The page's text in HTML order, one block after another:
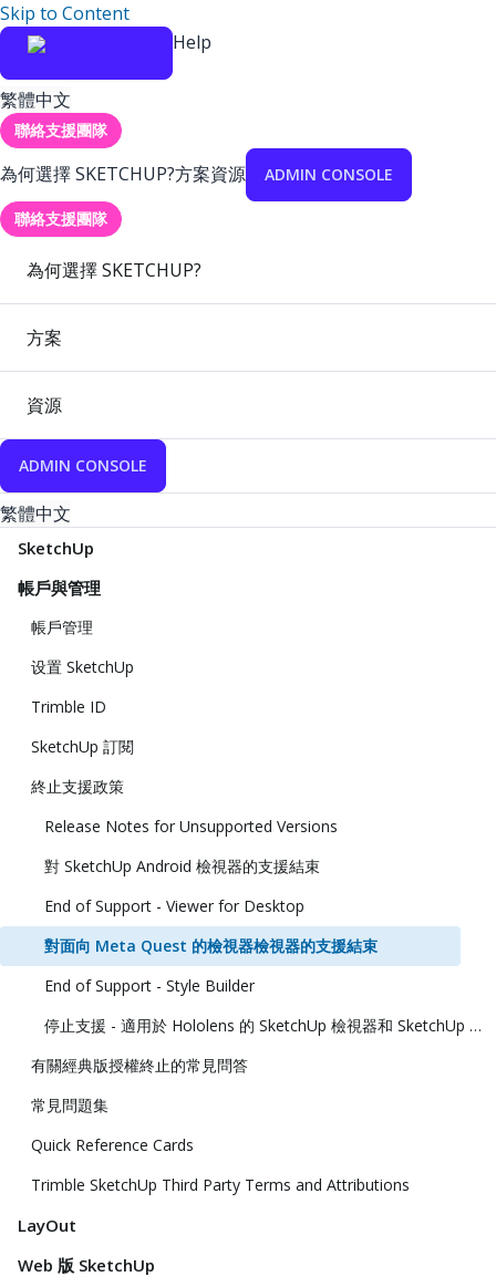
Skip to Content
Help
繁體中文
聯絡支援團隊
為何選擇 SKETCHUP?方案資源 ADMIN CONSOLE
聯絡支援團隊
為何選擇 SKETCHUP?
方案
資源
ADMIN CONSOLE
繁體中文
SketchUp
帳戶與管理
帳戶管理
设置 SketchUp
Trimble ID
SketchUp 訂閱
終止支援政策
Release Notes for Unsupported Versions
對 SketchUp Android 檢視器的支援結束
End of Support - Viewer for Desktop
對面向 Meta Quest 的檢視器檢視器的支援結束
End of Support - Style Builder
停止支援 - 適用於 Hololens 的 SketchUp 檢視器和 SketchUp 虛擬實境檢視器
有關經典版授權終止的常見問答
常見問題集
Quick Reference Cards
Trimble SketchUp Third Party Terms and Attributions
LayOut
Web 版 SketchUp